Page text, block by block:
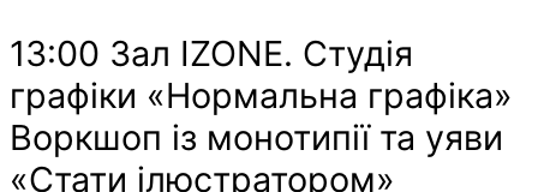
13:00 Зал IZONE. Студія
графіки «Нормальна графіка»
Воркшоп із монотипії та уяви
«Стати ілюстратором»